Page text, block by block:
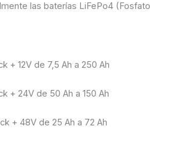
las baterías LiFePo4 (Fosfato
+ 12V de 7,5 Ah a 250 Ah
+ 24V de 50 Ah a 150 Ah
+ 48V de 25 Ah a 72 Ah